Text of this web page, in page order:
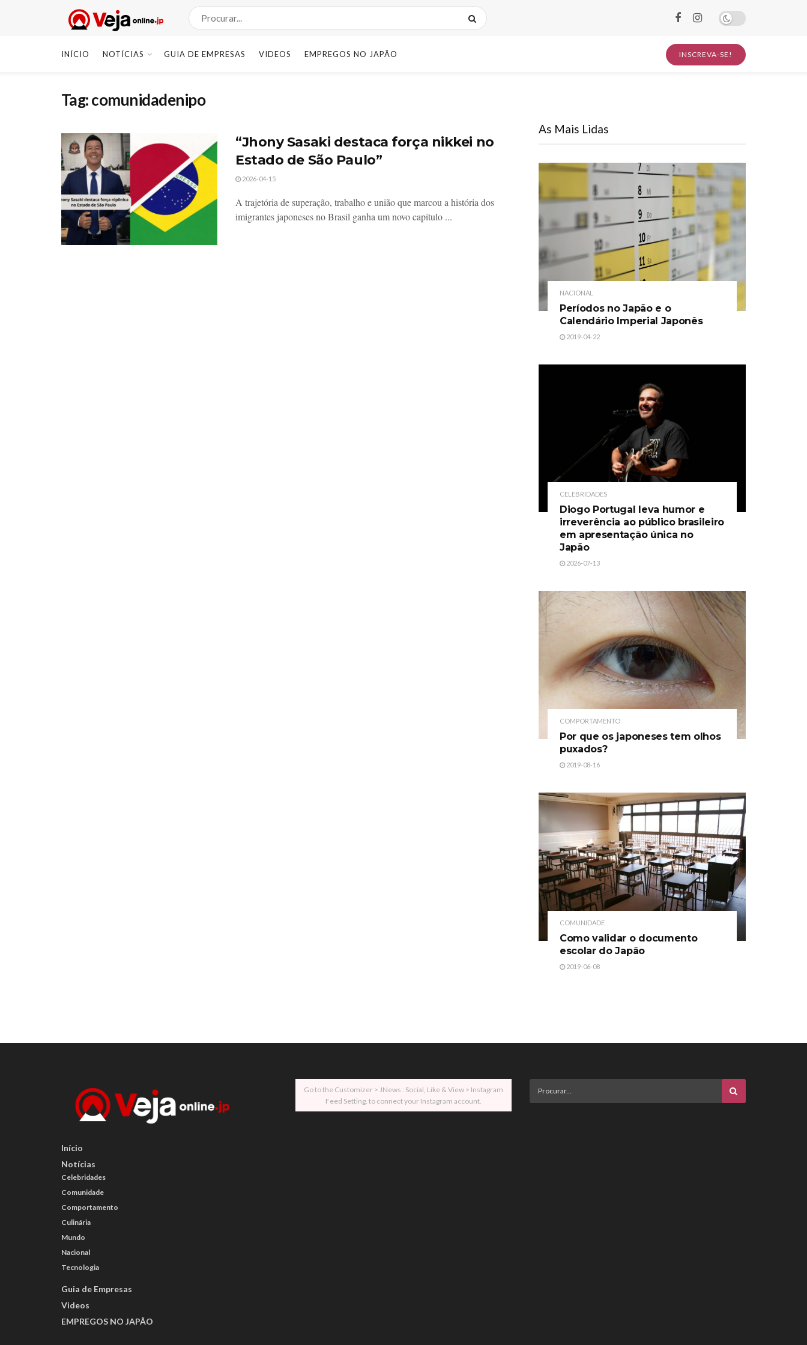
INÍCIO NOTÍCIAS GUIA DE EMPRESAS VIDEOS EMPREGOS NO JAPÃO INSCREVA-SE!
Tag:comunidadenipo
“Jhony Sasaki destaca força nikkei no
Estado de São Paulo”
2026-04-15
A trajetória de superação, trabalho e união que marcou a história dos
imigrantes japoneses no Brasil ganha um novo capítulo ...
As Mais Lidas
NACIONAL
Períodos no Japão e o
Calendário Imperial Japonês
2019-04-22
CELEBRIDADES
Diogo Portugal leva humor e
irreverência ao público brasileiro
em apresentação única no
Japão
2026-07-13
COMPORTAMENTO
Por que os japoneses tem olhos
puxados?
2019-08-16
COMUNIDADE
Como validar o documento
escolar do Japão
2019-06-08
Início
Notícias
Celebridades
Comunidade
Comportamento
Culinária
Mundo
Nacional
Tecnologia
Guia de Empresas
Videos
EMPREGOS NO JAPÃO
Go to the Customizer > JNews : Social, Like & View > Instagram
Feed Setting, to connect your Instagram account.